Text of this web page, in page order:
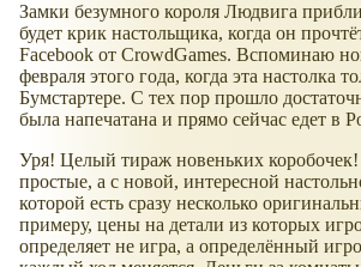
Замки безумного короля Людвига
будет крик настольщика, когда он
Facebook от CrowdGames. Вспоминаю
февраля этого года, когда эта настолка
Бумстартере. С тех пор прошло
была напечатана и прямо сейчас едет в
Уря! Целый тираж новеньких
простые, а с новой, интересной
которой есть сразу несколько
примеру, цены на детали из которых
определяет не игра, а определённый